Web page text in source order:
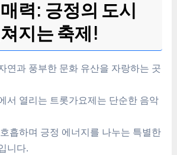
력: 긍정의 도시
지는 축제!
연과 풍부한 문화 유산을 자랑하는 곳
서 열리는 트롯가요제는 단순한 음악
흡하며 긍정 에너지를 나누는 특별한
니다.